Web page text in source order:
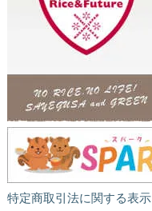
特定商取引法に関する表示